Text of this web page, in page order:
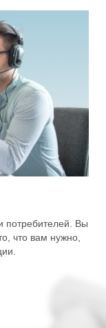
потребителей. Вы
что вам нужно,